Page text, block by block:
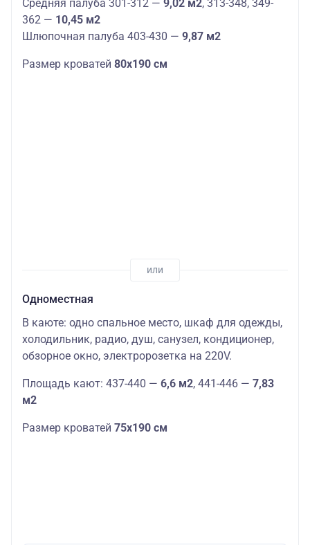
Средняя палуба 301-312 — 9,02 м2, 313-348, 349-
362 — 10,45 м2
Шлюпочная палуба 403-430 — 9,87 м2
Размер кроватей 80х190 см
Одноместная
В каюте: одно спальное место, шкаф для одежды,
холодильник, радио, душ, санузел, кондиционер,
обзорное окно, электророзетка на 220V.
Площадь кают: 437-440 — 6,6 м2, 441-446 — 7,83
м2
Размер кроватей 75х190 см